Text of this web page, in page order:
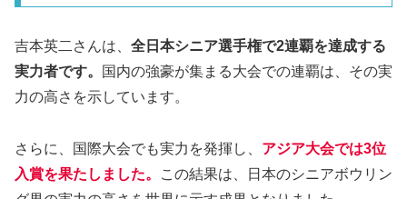
吉本英二さんは、 全日本シニア選手権で2連覇を達成する
実力者です。
国内の強豪が集まる大会での連覇は、その実
力の高さを示しています。
さらに、国際大会でも実力を発揮し、 アジア大会では3位
入賞を果たしました。
この結果は、日本のシニアボウリン